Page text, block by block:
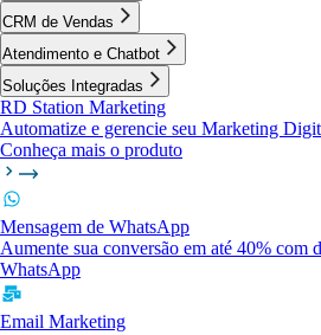
CRM de Vendas
Atendimento e Chatbot
Soluções Integradas
RD Station Marketing
Automatize e gerencie seu Marketing
Conheça mais o produto
Mensagem de WhatsApp
Aumente sua conversão em até 40% com
WhatsApp
Email Marketing